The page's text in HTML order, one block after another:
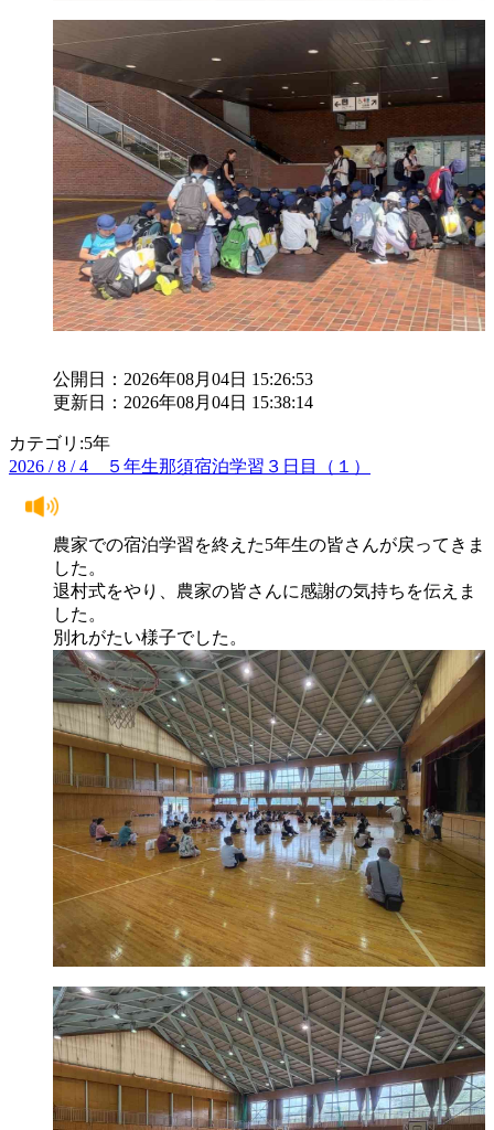
公開日：2026年08月04日 15:26:53
更新日：2026年08月04日 15:38:14
カテゴリ:5年
2026 / 8 / 4 ５年生那須宿泊学習３日目（１）
農家での宿泊学習を終えた5年生の皆さんが戻ってきま
した。
退村式をやり、農家の皆さんに感謝の気持ちを伝えま
した。
別れがたい様子でした。